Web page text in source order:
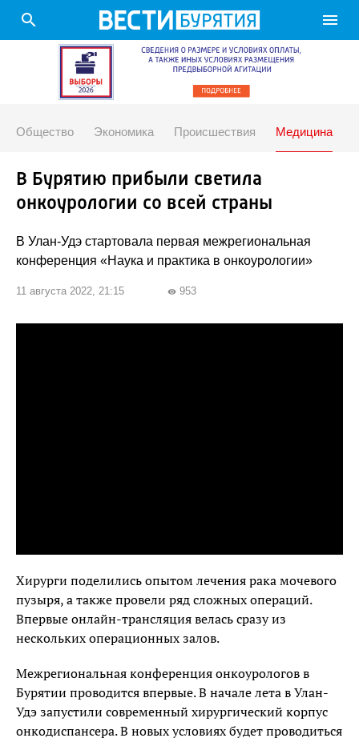
search menu
Общество Экономика Происшествия Медицина
В Бурятию прибыли светила
онкоурологии со всей страны
В Улан-Удэ стартовала первая межрегиональная
конференция «Наука и практика в онкоурологии»
11 августа 2022, 21:15 visibility 953
Хирурги поделились опытом лечения рака мочевого
пузыря, а также провели ряд сложных операций.
Впервые онлайн-трансляция велась сразу из
нескольких операционных залов.
Межрегиональная конференция онкоурологов в
Бурятии проводится впервые. В начале лета в Улан-
Удэ запустили современный хирургический корпус
онкодиспансера. В новых условиях будет проводиться